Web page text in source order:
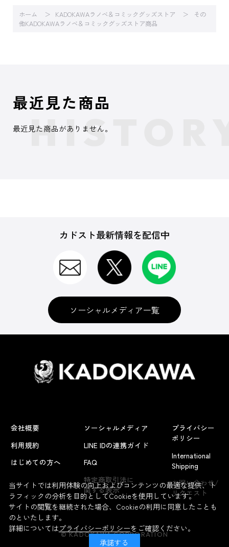
ホーム KADOKAWAラノベ＆コミックグッズストア
その
他KADOKAWAラノベ＆コミックグッズストア商品
よくあるお問い合わせ
最近見た商品
最近見た商品がありません。
カドスト最新情報を配信中
ソーシャルメディア一覧
会社概要
利用規約
はじめての方へ
ソーシャルメディア
LINE IDの連携ガイド
FAQ
特定商取引法に
関する表示
プライバシー
ポリシー
International
Shipping
お問い合わせ/
リクエスト
© KADOKAWA CORPORATION
当サイトでは利用体験の向上およびコンテンツの最適な提供、ト
ラフィックの分析を目的としてCookieを使用しています。
サイトの閲覧を継続された場合、Cookieの利用に同意したことも
のといたします。
詳細についてはプライバシーポリシーをご確認ください。
承諾する